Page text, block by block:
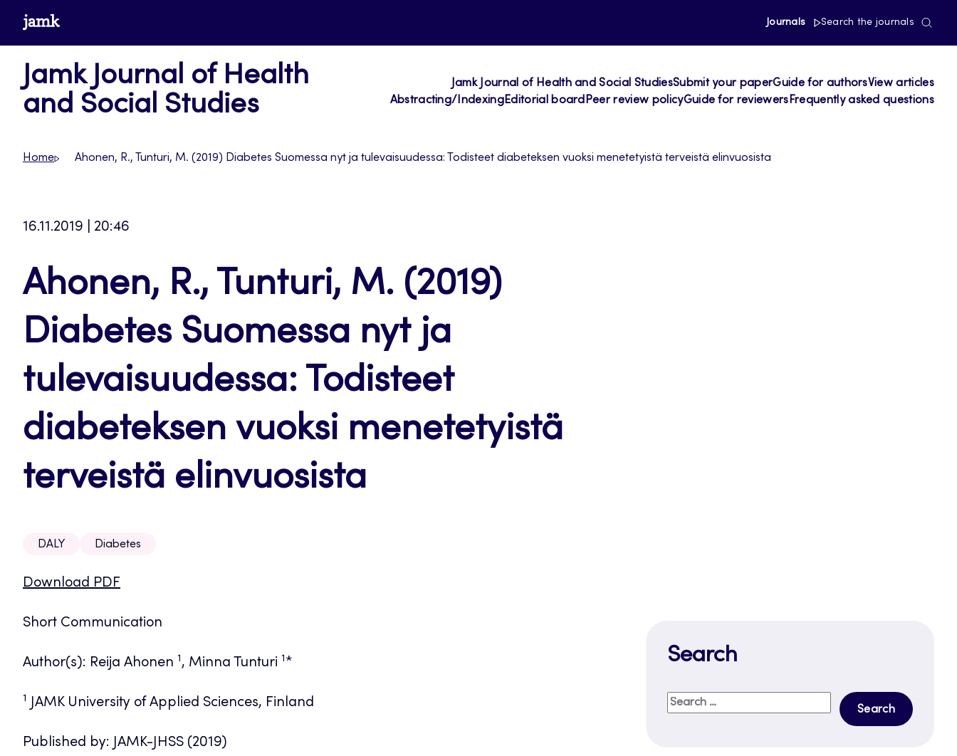
Skip
content
www.jamk.fi Journals Search the journals
Jamk Journal of Health
and Social Studies
Jamk Journal of Health and Social StudiesSubmit your paperGuide for authorsView articles
Abstracting/IndexingEditorial board Peer review policyGuide for reviewers Frequently asked questions
Home Ahonen, R., Tunturi, M. (2019) Diabetes Suomessa nyt ja tulevaisuudessa: Todisteet diabeteksen vuoksi menetetyistä terveistä elinvuosista
16.11.2019 | 20:46
Ahonen, R., Tunturi, M. (2019)
Diabetes Suomessa nyt ja
tulevaisuudessa: Todisteet
diabeteksen vuoksi menetetyistä
terveistä elinvuosista
DALY Diabetes
Download PDF
Short Communication
Author(s): Reija Ahonen 1, Minna Tunturi 1 *
1 JAMK University of Applied Sciences, Finland
Published by: JAMK-JHSS (2019)
Search
Search
for: